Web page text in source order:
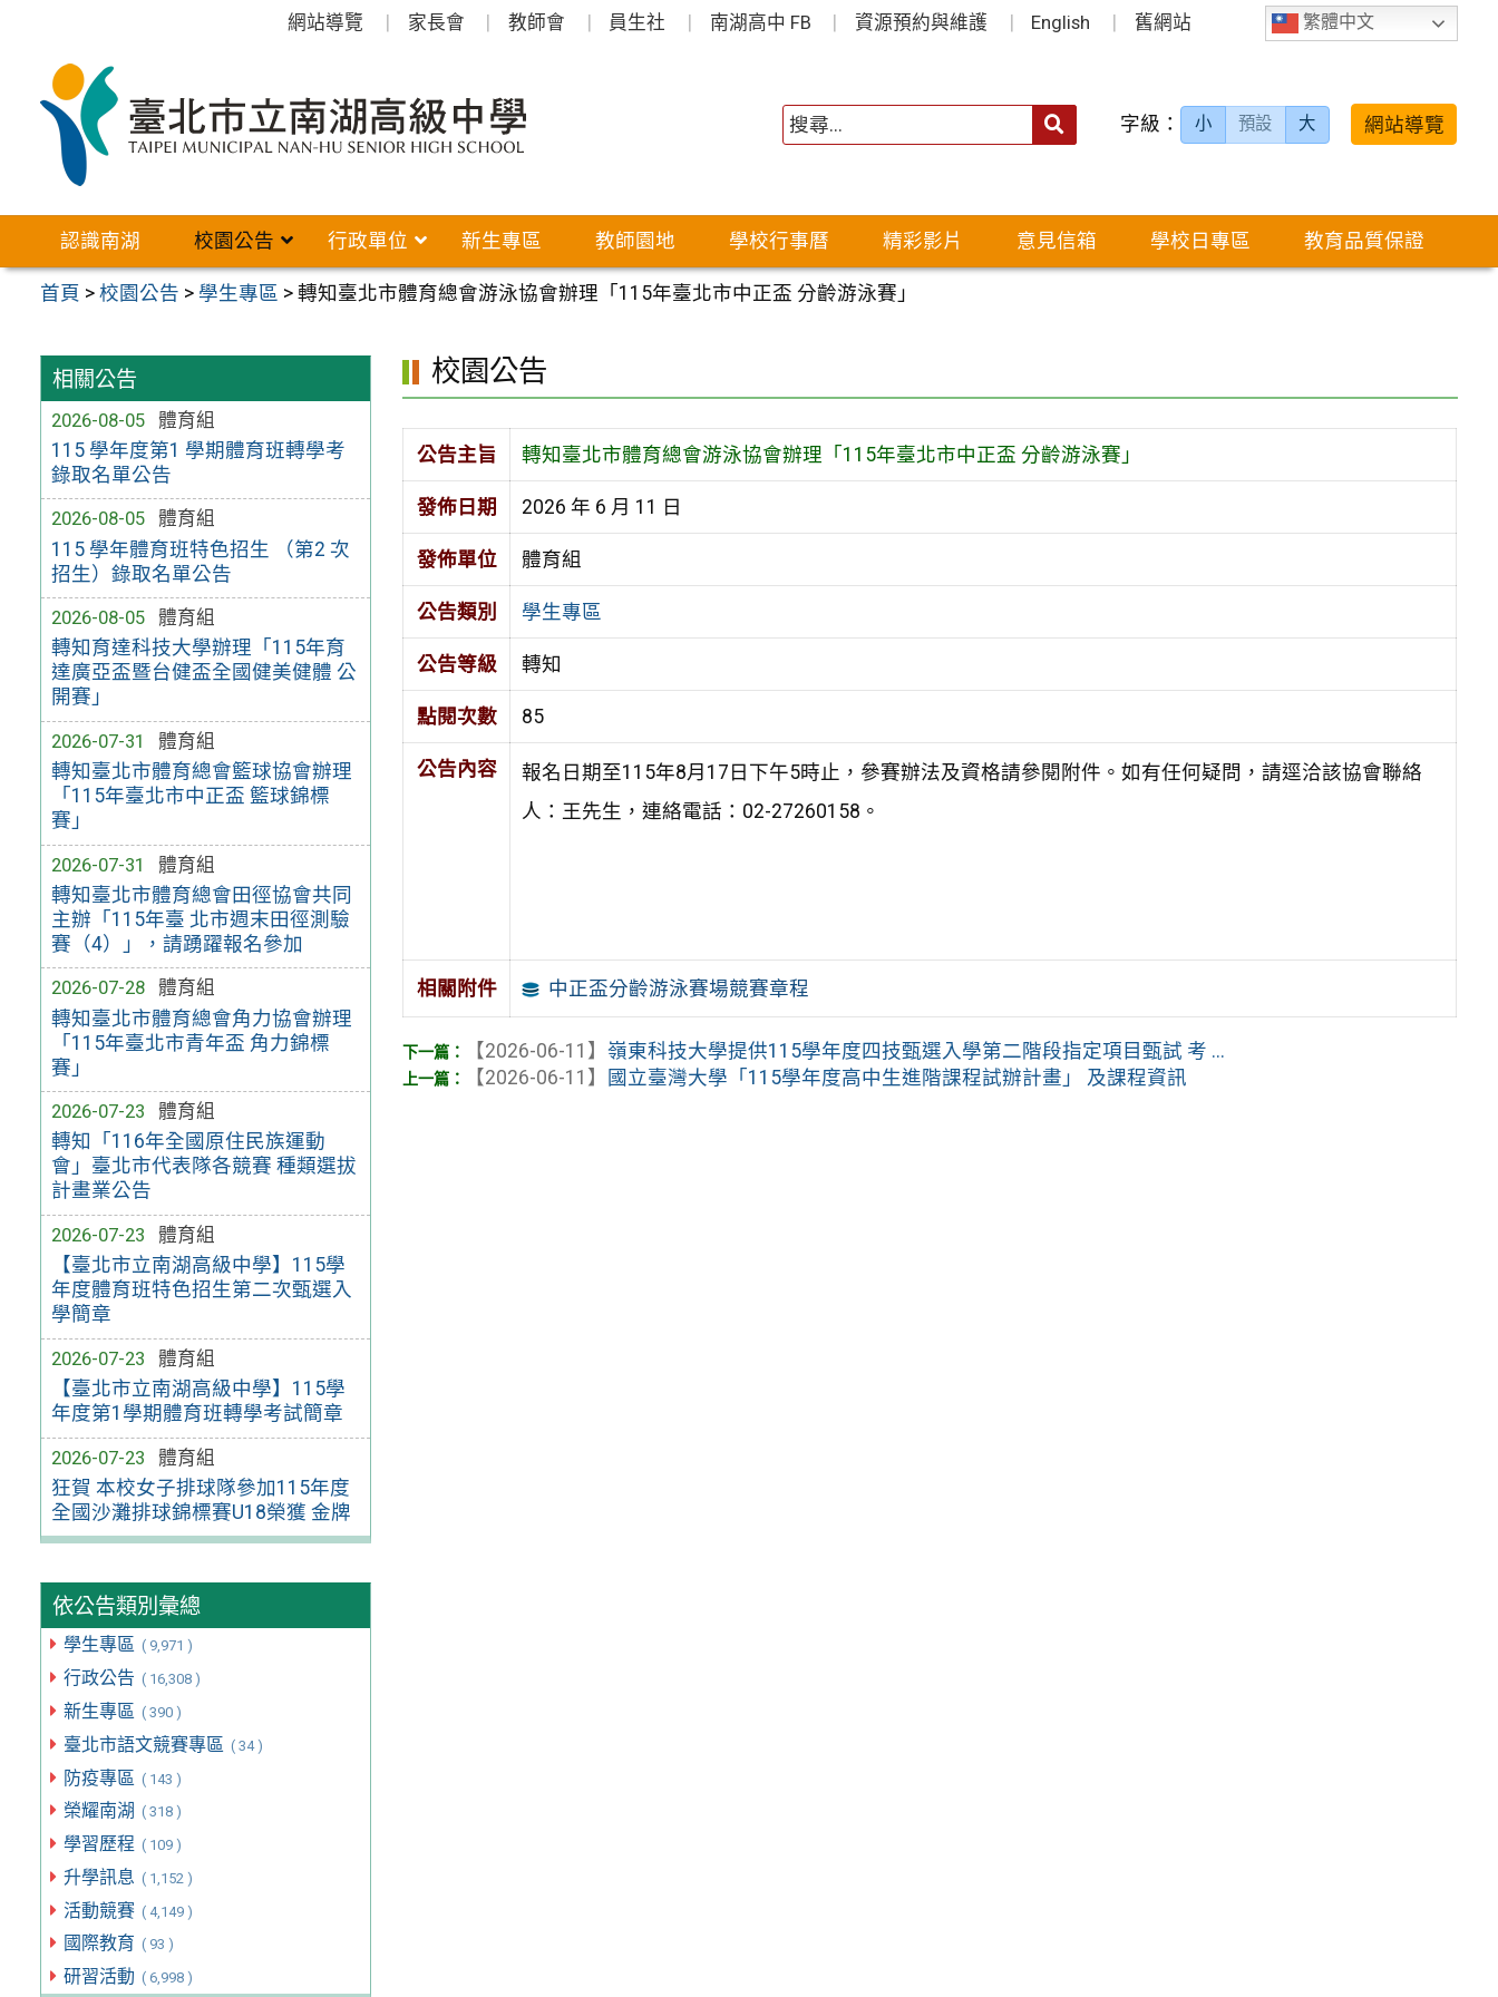
繁體中文
網站導覽 家長會 教師會 員生社 南湖高中 FB 資源預約與維護 English 舊網站
字級： 小 預設 大 網站導覽
認識南湖 校園公告 行政單位 新生專區 教師園地 學校行事曆 精彩影片 意見信箱 學校日專區 教育品質保證
首頁 >校園公告 > 學生專區 >轉知臺北市體育總會游泳協會辦理「115年臺北市中正盃 分齡游泳賽」
相關公告
2026-08-05
體育組
115 學年度第1 學期體育班轉學考
錄取名單公告
2026-08-05
體育組
115 學年體育班特色招生 （第2 次
招生）錄取名單公告
2026-08-05
體育組
轉知育達科技大學辦理「115年育
達廣亞盃暨台健盃全國健美健體 公
開賽」
2026-07-31
體育組
轉知臺北市體育總會籃球協會辦理
「115年臺北市中正盃 籃球錦標
賽」
2026-07-31
體育組
轉知臺北市體育總會田徑協會共同
主辦「115年臺 北市週末田徑測驗
賽（4）」，請踴躍報名參加
2026-07-28
體育組
轉知臺北市體育總會角力協會辦理
「115年臺北市青年盃 角力錦標
賽」
2026-07-23
體育組
轉知「116年全國原住民族運動
會」臺北市代表隊各競賽 種類選拔
計畫業公告
2026-07-23
體育組
【臺北市立南湖高級中學】115學
年度體育班特色招生第二次甄選入
學簡章
2026-07-23
體育組
【臺北市立南湖高級中學】115學
年度第1學期體育班轉學考試簡章
2026-07-23
體育組
狂賀 本校女子排球隊參加115年度
全國沙灘排球錦標賽U18榮獲 金牌
依公告類別彙總
學生專區 ( 9,971 )
行政公告 ( 16,308 )
新生專區 ( 390 )
臺北市語文競賽專區 ( 34 )
防疫專區 ( 143 )
榮耀南湖 ( 318 )
學習歷程 ( 109 )
升學訊息 ( 1,152 )
活動競賽 ( 4,149 )
國際教育 ( 93 )
研習活動 ( 6,998 )
校園公告
公告主旨 轉知臺北市體育總會游泳協會辦理「115年臺北市中正盃 分齡游泳賽」
發佈日期 2026 年 6 月 11 日
發佈單位 體育組
公告類別 學生專區
公告等級 轉知
點閱次數 85
公告內容
報名日期至115年8月17日下午5時止，參賽辦法及資格請參閱附件。如有任何疑問，請逕洽該協會聯絡
人：王先生，連絡電話：02-27260158。
相關附件 中正盃分齡游泳賽場競賽章程
【2026-06-11】嶺東科技大學提供115學年度四技甄選入學第二階段指定項目甄試 考 ...
【2026-06-11】 國立臺灣大學「115學年度高中生進階課程試辦計畫」 及課程資訊